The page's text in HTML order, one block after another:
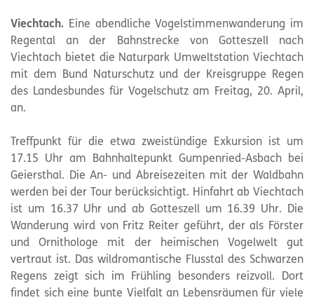
Viechtach. Eine abendliche Vogelstimmenwanderung im
Regental an der Bahnstrecke von Gotteszell nach
Viechtach bietet die Naturpark Umweltstation Viechtach
mit dem Bund Naturschutz und der Kreisgruppe Regen
des Landesbundes für Vogelschutz am Freitag, 20. April,
an.
Treffpunkt für die etwa zweistündige Exkursion ist um
17.15 Uhr am Bahnhaltepunkt Gumpenried-Asbach bei
Geiersthal. Die An- und Abreisezeiten mit der Waldbahn
werden bei der Tour berücksichtigt. Hinfahrt ab Viechtach
ist um 16.37 Uhr und ab Gotteszell um 16.39 Uhr. Die
Wanderung wird von Fritz Reiter geführt, der als Förster
und Ornithologe mit der heimischen Vogelwelt gut
vertraut ist. Das wildromantische Flusstal des Schwarzen
Regens zeigt sich im Frühling besonders reizvoll. Dort
findet sich eine bunte Vielfalt an Lebensräumen für viele